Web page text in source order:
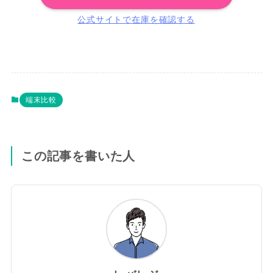
公式サイトで在庫を確認する
端末比較
この記事を書いた人